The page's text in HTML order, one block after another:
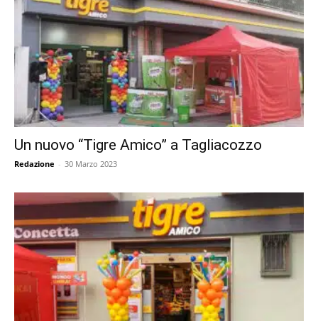
Un nuovo “Tigre Amico” a Tagliacozzo
Redazione - 30 Marzo 2023